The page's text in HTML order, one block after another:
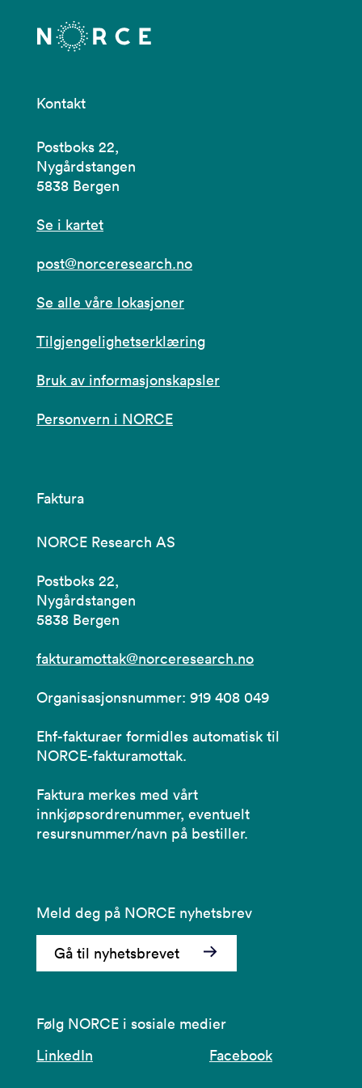
Kontakt
Postboks 22,
Nygårdstangen
5838 Bergen
Se i kartet
post@norceresearch.no
Se alle våre lokasjoner
Tilgjengelighetserklæring
Bruk av informasjonskapsler
Personvern i NORCE
Faktura
NORCE Research AS
Postboks 22,
Nygårdstangen
5838 Bergen
fakturamottak@norceresearch.no
Organisasjonsnummer: 919 408 049
Ehf-fakturaer formidles automatisk til
NORCE-fakturamottak.
Faktura merkes med vårt
innkjøpsordrenummer, eventuelt
resursnummer/navn på bestiller.
Meld deg på NORCE nyhetsbrev
Gå til nyhetsbrevet
Følg NORCE i sosiale medier
LinkedIn
Facebook